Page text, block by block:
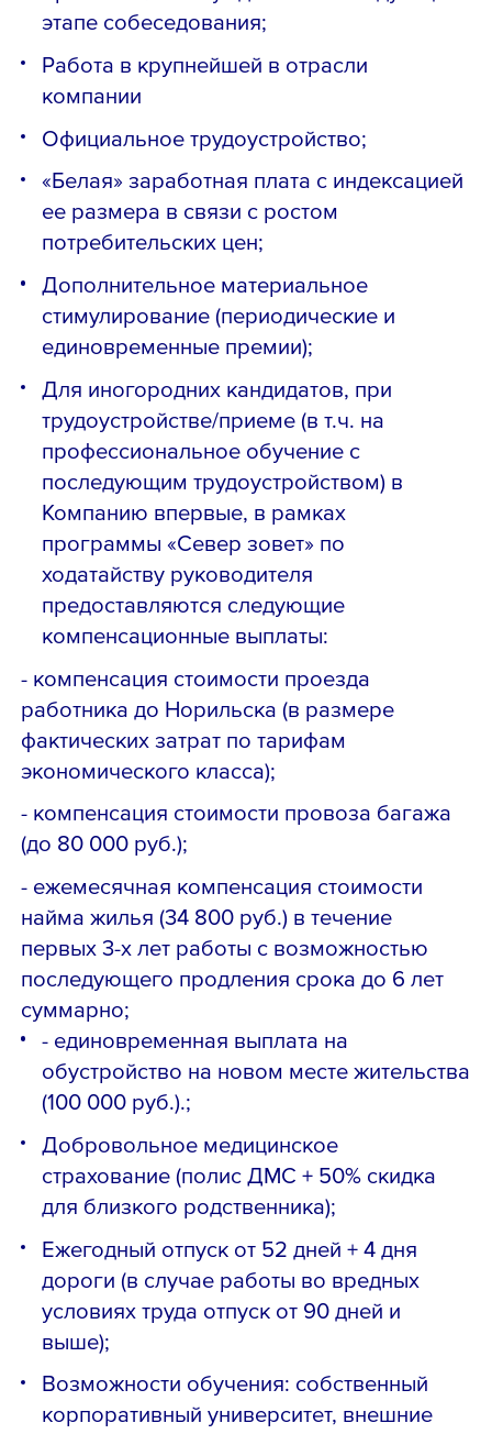
этапе собеседования;
Работа в крупнейшей в отрасли
компании
Официальное трудоустройство;
«Белая» заработная плата с индексацией
ее размера в связи с ростом
потребительских цен;
Дополнительное материальное
стимулирование (периодические и
единовременные премии);
Для иногородних кандидатов, при
трудоустройстве/приеме (в т.ч. на
профессиональное обучение с
последующим трудоустройством) в
Компанию впервые, в рамках
программы «Север зовет» по
ходатайству руководителя
предоставляются следующие
компенсационные выплаты:
- компенсация стоимости проезда
работника до Норильска (в размере
фактических затрат по тарифам
экономического класса);
- компенсация стоимости провоза багажа
(до 80 000 руб.);
- ежемесячная компенсация стоимости
найма жилья (34 800 руб.) в течение
первых 3-х лет работы с возможностью
последующего продления срока до 6 лет
суммарно;
- единовременная выплата на
обустройство на новом месте жительства
(100 000 руб.).;
Добровольное медицинское
страхование (полис ДМС + 50% скидка
для близкого родственника);
Ежегодный отпуск от 52 дней + 4 дня
дороги (в случае работы во вредных
условиях труда отпуск от 90 дней и
выше);
Возможности обучения: собственный
корпоративный университет, внешние